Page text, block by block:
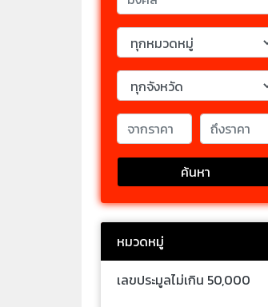
ค้นหา
หมวดหมู่
เลขประมูลไม่เกิน 50,000